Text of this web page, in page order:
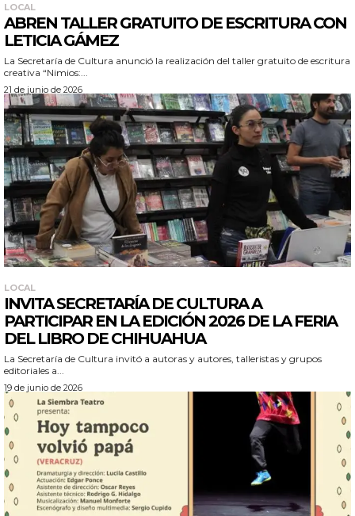
LOCAL
ABREN TALLER GRATUITO DE ESCRITURA CON
LETICIA GÁMEZ
La Secretaría de Cultura anunció la realización del taller gratuito de escritura
creativa “Nimios:...
21 de junio de 2026
LOCAL
INVITA SECRETARÍA DE CULTURA A
PARTICIPAR EN LA EDICIÓN 2026 DE LA FERIA
DEL LIBRO DE CHIHUAHUA
La Secretaría de Cultura invitó a autoras y autores, talleristas y grupos
editoriales a...
19 de junio de 2026